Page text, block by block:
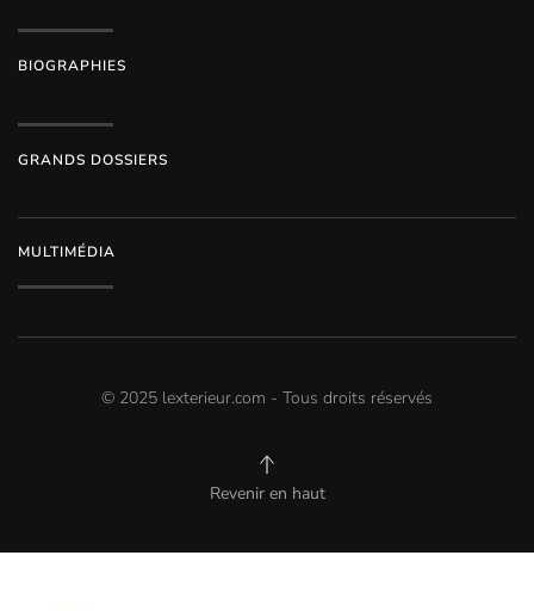
BIOGRAPHIES
GRANDS DOSSIERS
MULTIMÉDIA
© 2025 lexterieur.com - Tous droits réservés
Revenir en haut